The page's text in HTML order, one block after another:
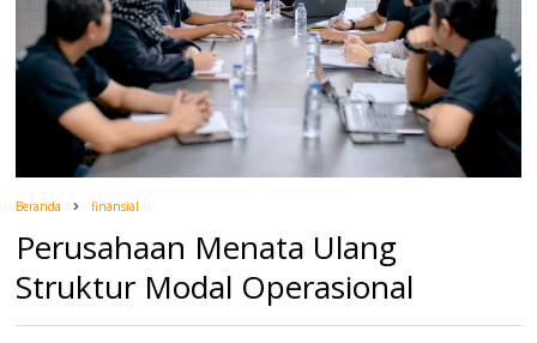
Beranda finansial
Perusahaan Menata Ulang
Struktur Modal Operasional